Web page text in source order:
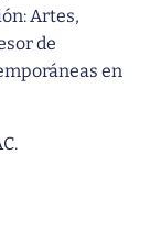
Artes,
de
en